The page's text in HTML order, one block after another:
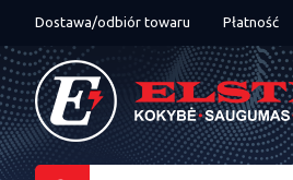
Dostawa/odbiór towaru Płatność